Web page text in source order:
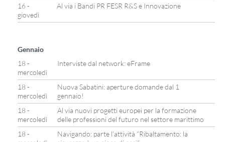
16 -
giovedì
Al via i Bandi PR FESR R&S e Innovazione
Gennaio
18 -
mercoledì
Interviste dal network: eFrame
18 -
mercoledì
Nuova Sabatini: aperture domande dal 1
gennaio!
18 -
mercoledì
Al via nuovi progetti europei per la formazione
delle professioni del futuro nel settore marittimo
18 -
Navigando: parte l’attività “Ribaltamento: la